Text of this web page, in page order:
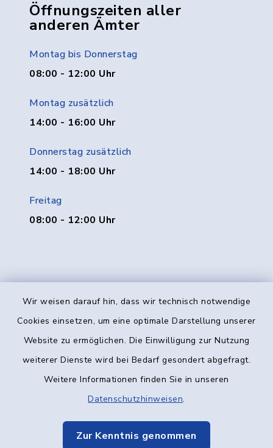
Wir weisen darauf hin, dass wir technisch notwendige
Cookies einsetzen, um eine optimale Darstellung unserer
Website zu ermöglichen. Die Einwilligung zur Nutzung
weiterer Dienste wird bei Bedarf gesondert abgefragt.
Weitere Informationen finden Sie in unseren
Datenschutzhinweisen.
Zur Kenntnis genommen
Öffnungszeiten aller
anderen Ämter
Montag bis Donnerstag
08:00 - 12:00 Uhr
Montag zusätzlich
14:00 - 16:00 Uhr
Donnerstag zusätzlich
14:00 - 18:00 Uhr
Freitag
08:00 - 12:00 Uhr
Kontakt
Datenschutz